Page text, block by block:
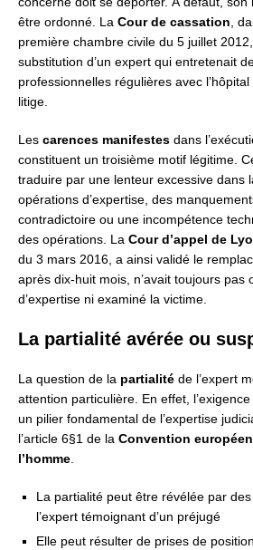
être ordonné. La Cour de cassation ,
première chambre civile du 5 juillet
substitution d’un expert qui entretenait
professionnelles régulières avec
litige.
Les carences manifestes dans
constituent un troisième motif légitime.
traduire par une lenteur excessive dans
opérations d’expertise, des
contradictoire ou une incompétence
des opérations. La Cour d’appel de
du 3 mars 2016, a ainsi validé le
après dix-huit mois, n’avait toujours pas
d’expertise ni examiné la victime.
La partialité avérée ou
La question de la partialité de l’expert
attention particulière. En effet,
un pilier fondamental de l’expertise
l’article 6§1 de la Convention
l’homme
La partialité peut être révélée par
l’expert témoignant d’un préjugé
Elle peut résulter de prises de